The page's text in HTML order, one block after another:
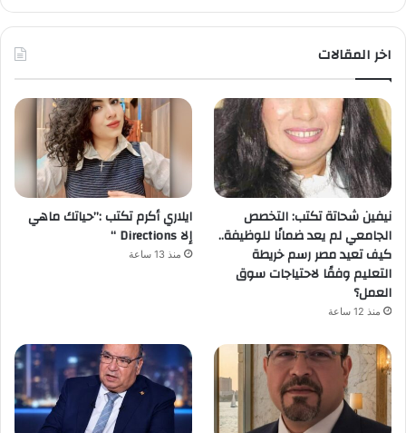
اخر المقالات
نيفين شحاتة تكتب: التخصص
الجامعي لم يعد ضمانًا للوظيفة..
كيف تعيد مصر رسم خريطة
التعليم وفقًا لاحتياجات سوق
العمل؟
منذ 12 ساعة
ايلاري أكرم تكتب :”حياتك ماهي
إلا Directions “
منذ 13 ساعة